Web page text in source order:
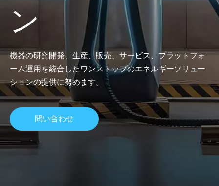
ン
機器の研究開発、生産、販売、サービス、プラットフォ
ーム運用を統合したワンストップのエネルギーソリュー
ションの提供に努めます。
問い合わせ